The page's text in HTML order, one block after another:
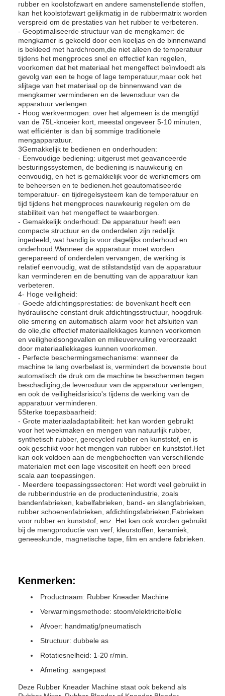
rubber en koolstofzwart en andere samenstellende stoffen,
kan het koolstofzwart gelijkmatig in de rubbermatrix worden
verspreid om de prestaties van het rubber te verbeteren.
- Geoptimaliseerde structuur van de mengkamer: de
mengkamer is gekoeld door een koeljas en de binnenwand
is bekleed met hardchroom,die niet alleen de temperatuur
tijdens het mengproces snel en effectief kan regelen,
voorkomen dat het materiaal het mengeffect beïnvloedt als
gevolg van een te hoge of lage temperatuur,maar ook het
slijtage van het materiaal op de binnenwand van de
mengkamer verminderen en de levensduur van de
apparatuur verlengen.
- Hoog werkvermogen: over het algemeen is de mengtijd
van de 75L-knoeier kort, meestal ongeveer 5-10 minuten,
wat efficiënter is dan bij sommige traditionele
mengapparatuur.
3Gemakkelijk te bedienen en onderhouden:
- Eenvoudige bediening: uitgerust met geavanceerde
besturingssystemen, de bediening is nauwkeurig en
eenvoudig, en het is gemakkelijk voor de werknemers om
te beheersen en te bedienen.het geautomatiseerde
temperatuur- en tijdregelsysteem kan de temperatuur en
tijd tijdens het mengproces nauwkeurig regelen om de
stabiliteit van het mengeffect te waarborgen.
- Gemakkelijk onderhoud: De apparatuur heeft een
compacte structuur en de onderdelen zijn redelijk
ingedeeld, wat handig is voor dagelijks onderhoud en
onderhoud.Wanneer de apparatuur moet worden
gerepareerd of onderdelen vervangen, de werking is
relatief eenvoudig, wat de stilstandstijd van de apparatuur
kan verminderen en de benutting van de apparatuur kan
verbeteren.
4- Hoge veiligheid:
- Goede afdichtingsprestaties: de bovenkant heeft een
hydraulische constant druk afdichtingsstructuur, hoogdruk-
olie smering en automatisch alarm voor het afsluiten van
de olie,die effectief materiaallekkages kunnen voorkomen
en veiligheidsongevallen en milieuvervuiling veroorzaakt
door materiaallekkages kunnen voorkomen.
- Perfecte beschermingsmechanisme: wanneer de
machine te lang overbelast is, vermindert de bovenste bout
automatisch de druk om de machine te beschermen tegen
beschadiging,de levensduur van de apparatuur verlengen,
en ook de veiligheidsrisico's tijdens de werking van de
apparatuur verminderen.
5Sterke toepasbaarheid:
- Grote materiaaladaptabiliteit: het kan worden gebruikt
voor het weekmaken en mengen van natuurlijk rubber,
synthetisch rubber, gerecycled rubber en kunststof, en is
ook geschikt voor het mengen van rubber en kunststof.Het
kan ook voldoen aan de mengbehoeften van verschillende
materialen met een lage viscositeit en heeft een breed
scala aan toepassingen.
- Meerdere toepassingssectoren: Het wordt veel gebruikt in
de rubberindustrie en de productenindustrie, zoals
bandenfabrieken, kabelfabrieken, band- en slangfabrieken,
rubber schoenenfabrieken, afdichtingsfabrieken,Fabrieken
voor rubber en kunststof, enz. Het kan ook worden gebruikt
bij de mengproductie van verf, kleurstoffen, keramiek,
geneeskunde, magnetische tape, film en andere fabrieken.
Kenmerken:
Productnaam: Rubber Kneader Machine
Verwarmingsmethode: stoom/elektriciteit/olie
Afvoer: handmatig/pneumatisch
Structuur: dubbele as
Rotatiesnelheid: 1-20 r/min.
Afmeting: aangepast
Deze Rubber Kneader Machine staat ook bekend als